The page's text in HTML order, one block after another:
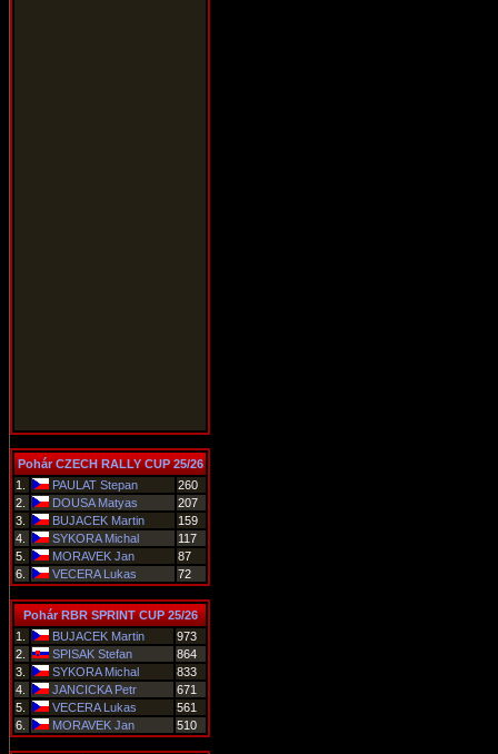
Pohár CZECH RALLY CUP 25/26
1.
PAULAT Stepan
260
2.
DOUSA Matyas
207
3.
BUJACEK Martin
159
4.
SYKORA Michal
117
5.
MORAVEK Jan
87
6.
VECERA Lukas 72
Pohár RBR SPRINT CUP 25/26
1.
BUJACEK Martin
973
2.
SPISAK Stefan
864
3.
SYKORA Michal
833
4.
JANCICKA Petr
671
5.
VECERA Lukas
561
6.
MORAVEK Jan 510